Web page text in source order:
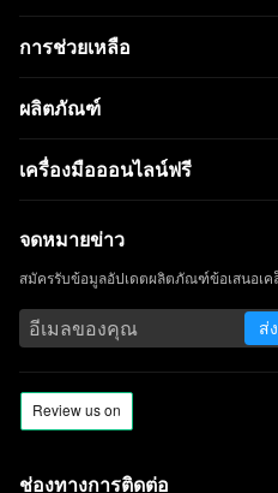
การช่วยเหลือ
ผลิตภัณฑ์
เครื่องมือออนไลน์ฟรี
จดหมายข่าว
สมัครรับข้อมูลอัปเดตผลิตภัณฑ์ข้อเสนอเค
ส่ง
ช่องทางการติดต่อ